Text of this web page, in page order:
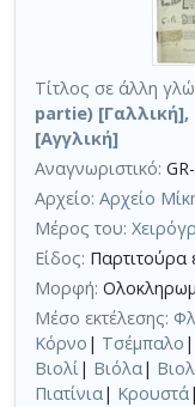
Τίτλος σε άλλη
partie)
[Αγγλική]
Αναγνωριστικό:
Αρχείο: Αρχείο
Μέρος του:
Είδος:
Μορφή:
Μέσο εκτέλεσης:
Κόρνο | Τσέμπαλο |
Βιολί| Βιόλα|
Πιατίνια| Κρουστά|